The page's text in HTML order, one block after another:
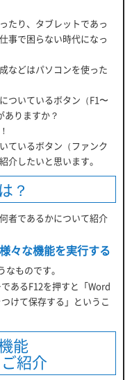
たり、タブレットであっ
事で困らない時代になっ
などはパソコンを使った
ついているボタン（F1〜
ありますか？
ているボタン（ファンク
介したいと思います。
？
者であるかについて紹介
様々な機能を実行する
なものです。
あるF12を押すと「Word
けて保存する」というこ
能
紹介